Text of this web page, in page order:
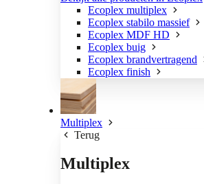
Ecoplex multiplex
Ecoplex stabilo massief
Ecoplex MDF HD
Ecoplex buig
Ecoplex brandvertragend
Ecoplex finish
Multiplex
Terug
Multiplex